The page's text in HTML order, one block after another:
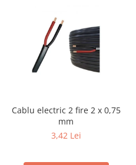
Cablu electric 2 fire 2 x 0,75
mm
3,42 Lei